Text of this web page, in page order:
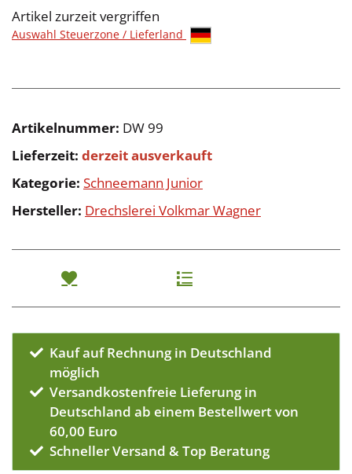
Artikel zurzeit vergriffen
Auswahl Steuerzone / Lieferland
Artikelnummer: DW 99
Lieferzeit: derzeit ausverkauft
Kategorie: Schneemann Junior
Hersteller: Drechslerei Volkmar Wagner
Kauf auf Rechnung in Deutschland
möglich
Versandkostenfreie Lieferung in
Deutschland ab einem Bestellwert von
60,00 Euro
Schneller Versand & Top Beratung